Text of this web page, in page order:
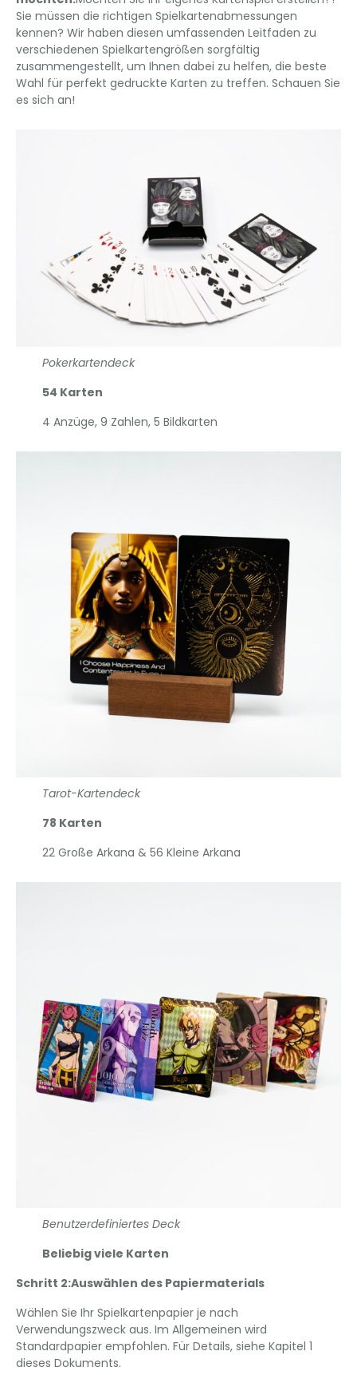
Sie müssen die richtigen Spielkartenabmessungen
kennen? Wir haben diesen umfassenden Leitfaden zu
verschiedenen Spielkartengrößen sorgfältig
zusammengestellt, um Ihnen dabei zu helfen, die beste
Wahl für perfekt gedruckte Karten zu treffen. Schauen Sie
es sich an!
Pokerkartendeck
54 Karten
4 Anzüge, 9 Zahlen, 5 Bildkarten
Tarot-Kartendeck
78 Karten
22 Große Arkana & 56 Kleine Arkana
Benutzerdefiniertes Deck
Beliebig viele Karten
Schritt 2:Auswählen des Papiermaterials
Wählen Sie Ihr Spielkartenpapier je nach
Verwendungszweck aus. Im Allgemeinen wird
Standardpapier empfohlen. Für Details, siehe Kapitel 1
dieses Dokuments.